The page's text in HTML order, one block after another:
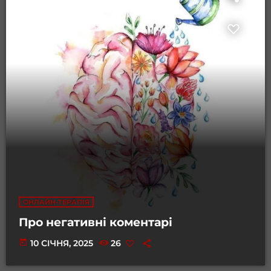
ОНЛАЙН-ТЕРАПІЯ
Про негативні коментарі
today 10 СІЧНЯ, 2025 26